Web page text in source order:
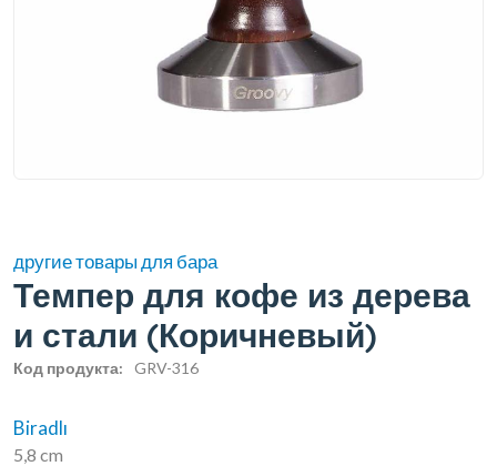
другие товары для бара
Темпер для кофе из дерева
и стали (Коричневый)
Код продукта: GRV-316
Biradlı
5,8 cm